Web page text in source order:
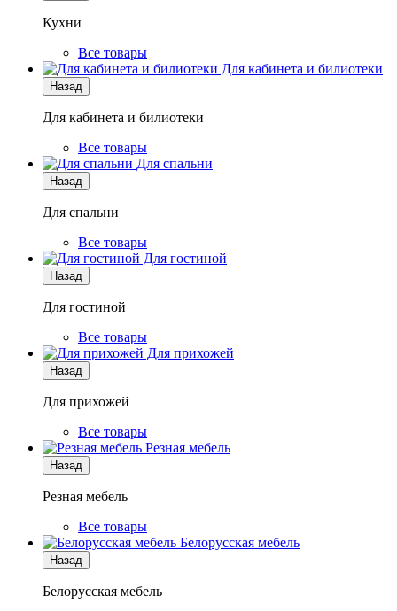
Кухни
Все товары
Для кабинета и билиотеки
Назад
Для кабинета и билиотеки
Все товары
Для спальни
Назад
Для спальни
Все товары
Для гостиной
Назад
Для гостиной
Все товары
Для прихожей
Назад
Для прихожей
Все товары
Резная мебель
Назад
Резная мебель
Все товары
Белорусская мебель
Назад
Белорусская мебель